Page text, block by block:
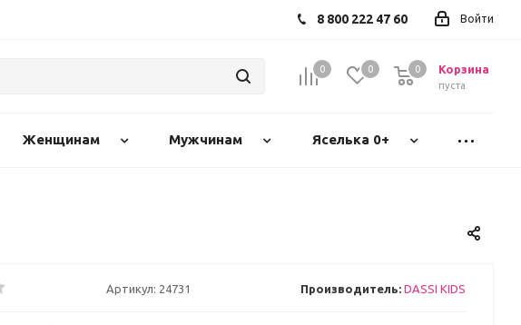
Войти
8 800 222 47 60
0 0 Корзина
пуста
0
Женщинам Мужчинам Яселька 0+
Артикул: 24731 Производитель: DASSI KIDS